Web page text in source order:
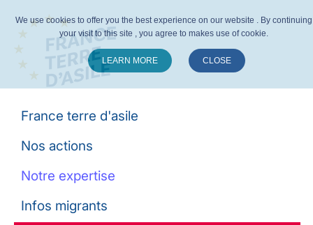
France terre d'asile
Nos actions
Notre expertise
Infos migrants
We use cookies to offer you the best experience on our website . By continuing
your visit to this site , you agree to makes use of cookie.
LEARN MORE CLOSE